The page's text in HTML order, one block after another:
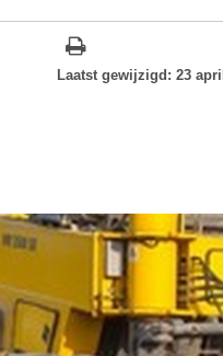
Laatst gewijzigd: 23